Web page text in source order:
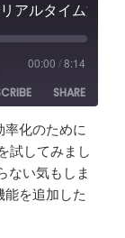
00:00 /8:14
SHARE
化のために
試してみまし
ない気もしま
を追加した